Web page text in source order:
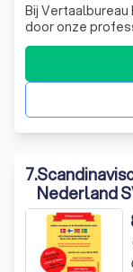
Bij
door onze
Gevestigd op de
werken we
proeflezers die
7.
Nederland